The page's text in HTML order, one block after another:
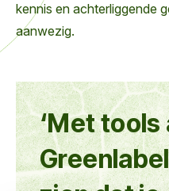
kennis en achterliggende
aanwezig.
‘Met tools